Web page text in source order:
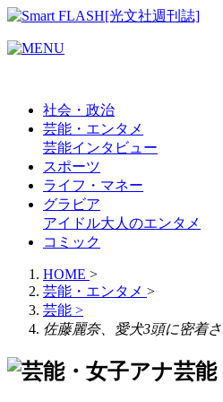
社会・政治
芸能・エンタメ
芸能インタビュー
スポーツ
ライフ・マネー
グラビア
アイドル大人のエンタメ
コミック
HOME >
芸能・エンタメ >
芸能 >
佐藤麗奈、愛犬3頭に密着
芸能